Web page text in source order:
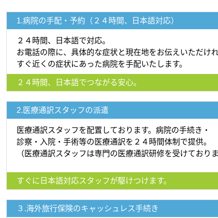
1.病院の手配・予約（２４時間、日本語対応）
２４時間、日本語で対応。
お電話の際に、具体的な症状と現在地をお伝えいただけれ
すぐ近くの症状にあった病院を手配いたします。
２４時間、日本語でつながる安心。
2.医療通訳スタッフの派遣
医療通訳スタッフを配置しております。病院の手続き・
診察・入院・手術等の医療通訳を２４時間体制で提供。
（医療通訳スタッフは専門の医療通訳研修を受けておりま
すぐに日本語対応スタッフが駆けつけます。
３.海外旅行保険のキャッシュレス手続き